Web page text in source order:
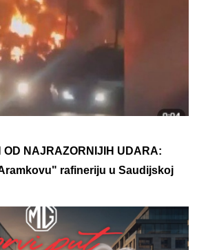
OD NAJRAZORNIJIH UDARA:
rafineriju u Saudijskoj